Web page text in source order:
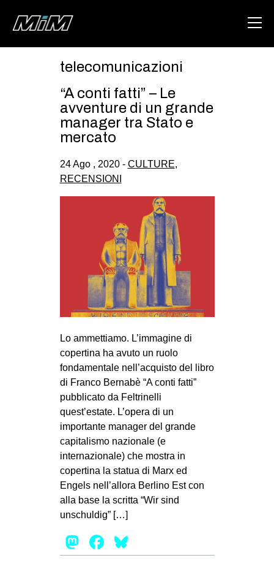
ABOUT
GAZA FREESTYLE
CSOA LAMBRETTA
MSM
STUDENTI TSUNAMI
ZAM
MILANO
MOBILITAZIONI
SPORT POPOLARE
MOVIMENTI
ANTIFASCISMO
DIRITTO ALL’ABITARE
GENERI
MIGRAZIONI
PRECARIATO
REPRESSIONE
STUDENTI
telecomunicazioni
“A conti fatti” – Le
avventure di un grande
manager tra Stato e
mercato
24 Ago , 2020 - CULTURE,
RECENSIONI
Lo ammettiamo. L’immagine di
copertina ha avuto un ruolo
fondamentale nell’acquisto del libro
di Franco Bernabè “A conti fatti”
pubblicato da Feltrinelli
quest’estate. L’opera di un
importante manager del grande
capitalismo nazionale (e
internazionale) che mostra in
copertina la statua di Marx ed
Engels nell’allora Berlino Est con
alla base la scritta “Wir sind
unschuldig” […]
Mastodon
Facebook